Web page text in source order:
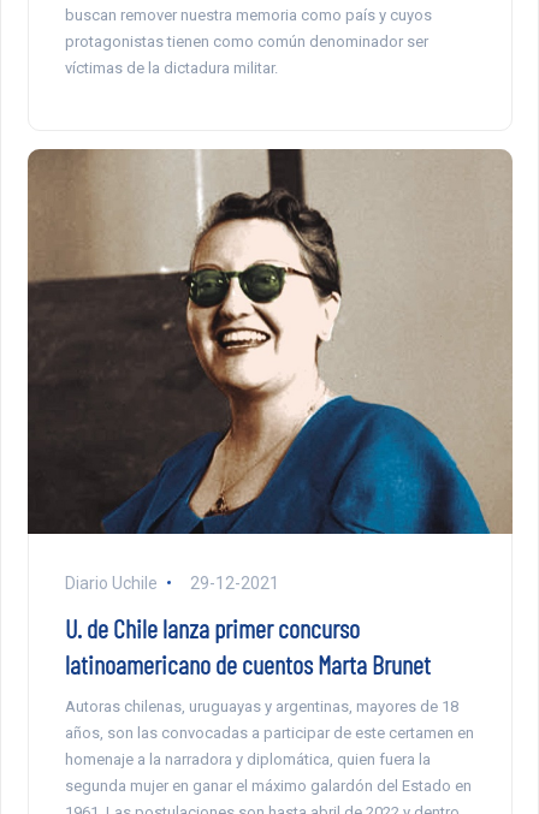
buscan remover nuestra memoria como país y cuyos
protagonistas tienen como común denominador ser
víctimas de la dictadura militar.
Diario Uchile 29-12-2021
U. de Chile lanza primer concurso
latinoamericano de cuentos Marta Brunet
Autoras chilenas, uruguayas y argentinas, mayores de 18
años, son las convocadas a participar de este certamen en
homenaje a la narradora y diplomática, quien fuera la
segunda mujer en ganar el máximo galardón del Estado en